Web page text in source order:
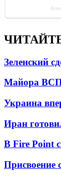
Зеленский
Майора
Украина
Иран
В Fire Point
Присвоение